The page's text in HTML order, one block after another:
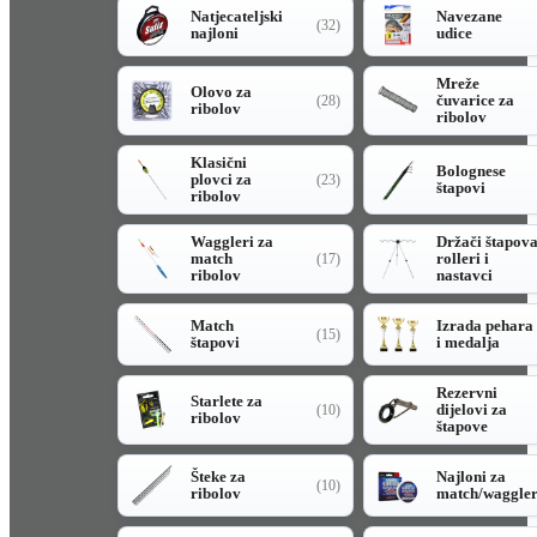
Natjecateljski
najloni
(32)
Navezane
udice
Olovo za
ribolov
(28)
Mreže
čuvarice za
ribolov
Klasični
plovci za
ribolov
(23)
Bolognese
štapovi
Waggleri za
match
ribolov
(17)
Držači štapova
rolleri i
nastavci
Match
štapovi
(15)
Izrada pehara
i medalja
Starlete za
ribolov
(10)
Rezervni
dijelovi za
štapove
Šteke za
ribolov
(10)
Najloni za
match/waggler